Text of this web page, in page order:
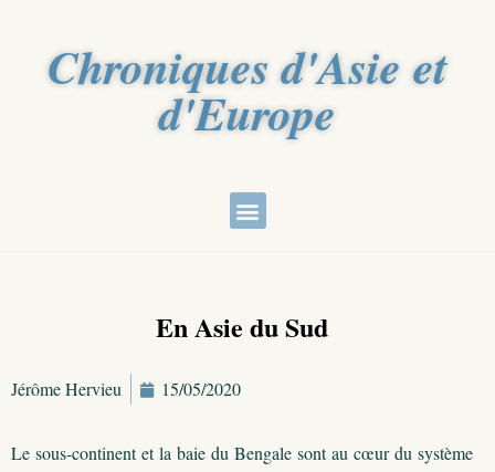
Chroniques d'Asie et
d'Europe
En Asie du Sud
Jérôme Hervieu 15/05/2020
Le sous-continent et la baie du Bengale sont au cœur du système